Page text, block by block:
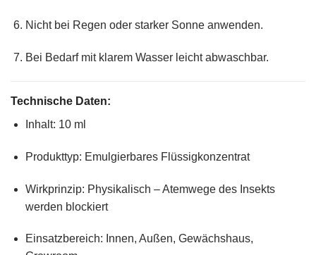
Nicht bei Regen oder starker Sonne anwenden.
Bei Bedarf mit klarem Wasser leicht abwaschbar.
Technische Daten:
Inhalt: 10 ml
Produkttyp: Emulgierbares Flüssigkonzentrat
Wirkprinzip: Physikalisch – Atemwege des Insekts
werden blockiert
Einsatzbereich: Innen, Außen, Gewächshaus,